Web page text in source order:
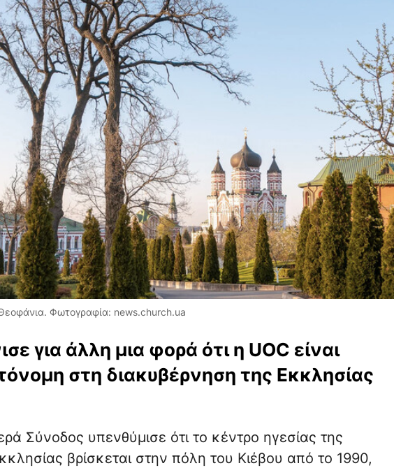
Φωτογραφία: news.church.ua
για άλλη μια φορά ότι η UOC είναι
στη διακυβέρνηση της Εκκλησίας
Σύνοδος υπενθύμισε ότι το κέντρο ηγεσίας της
βρίσκεται στην πόλη του Κιέβου από το 1990,